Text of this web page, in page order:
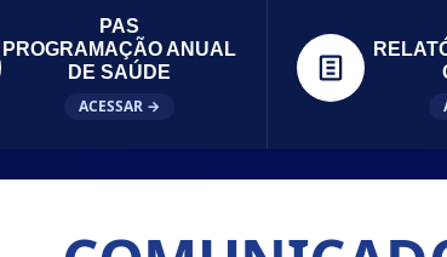
PAS
PROGRAMAÇÃO ANUAL
DE SAÚDE
ACESSAR →